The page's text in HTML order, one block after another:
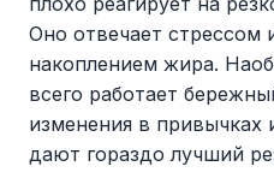
Оно отвечает
накоплением жира.
всего работает
изменения в привычках
дают гораздо лучший